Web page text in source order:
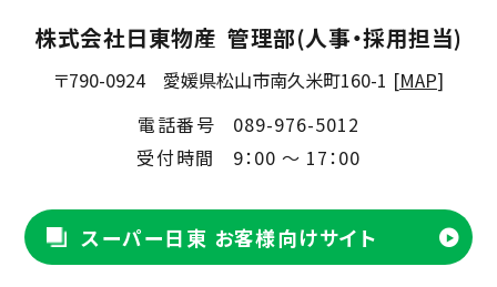
株式会社日東物産 管理部(人事・採用担当)
〒790-0924 愛媛県松山市南久米町160-1 [MAP]
電話番号
089-976-5012
受付時間
9：00 ～ 17：00
スーパー日東 お客様向けサイト